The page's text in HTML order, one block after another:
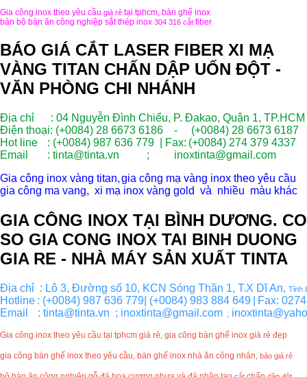
Gia công inox theo yêu cầu giá rẻ tại tphcm, bàn ghế inox
bán bộ bàn ăn công nghiệp sắt thép inox 304 316 cắt fiber
BÁO GIÁ CẮT LASER FIBER XI MẠ
VÀNG TITAN CHẤN DẬP UỐN ĐỘT -
VĂN PHÒNG CHI NHÁNH
Địa chỉ : 04 Nguyễn Đình Chiểu, P. Đakao, Quận 1, TP.HCM
Điện thoại: (+0084) 28 6673 6186 - (+0084) 28 6673 6187
Hot line
: (+0084) 987 636 779 | Fax: (+0084) 274 379 4337
Email
: tinta@tinta.vn ; inoxtinta@gmail.com
Gia công inox vàng titan,gia công mạ vàng inox theo yêu cầu
gia công ma vang, xi mạ inox vàng gold và nhiều màu khác
GIA CÔNG INOX TẠI BÌNH DƯƠNG. CO
SO GIA CONG INOX TAI BINH DUONG
GIA RE - NHÀ MÁY SẢN XUẤT TINTA
Địa chỉ  : Lô 3, Đường số 10, KCN Sóng Thần 1, T.X Dĩ An, Tỉnh
Hotline : (+0084) 987 636 779| (+0084) 983 884 649
Fax:
Email
: tinta@tinta.vn  ; inoxtinta@gmail.com
  ;
Gia công inox theo yêu cầu tại tphcm giá rẻ, gia công bàn ghế inox giá rẻ đẹp
gia công bàn ghế inox theo yêu cầu, bàn ghế inox nhà ăn công nhân báo giá rẻ